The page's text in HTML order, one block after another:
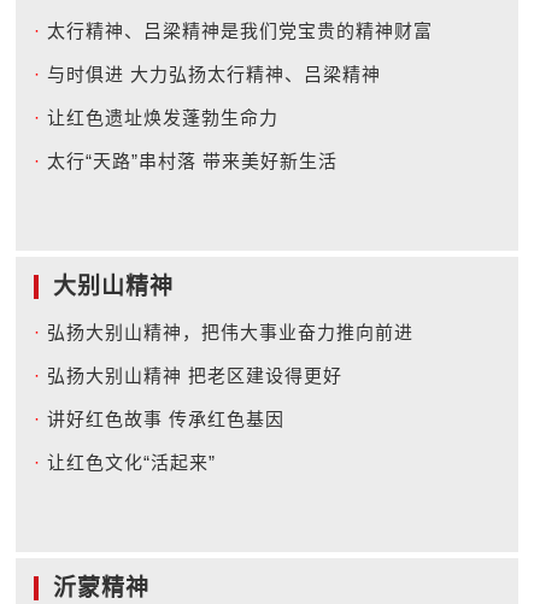
· 太行精神、吕梁精神是我们党宝贵的精神财富
· 与时俱进 大力弘扬太行精神、吕梁精神
· 让红色遗址焕发蓬勃生命力
· 太行“天路”串村落 带来美好新生活
大别山精神
· 弘扬大别山精神，把伟大事业奋力推向前进
· 弘扬大别山精神 把老区建设得更好
· 讲好红色故事 传承红色基因
· 让红色文化“活起来”
沂蒙精神